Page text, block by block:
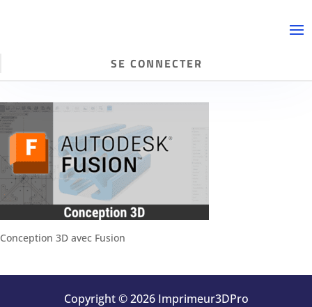
SE CONNECTER
Conception 3D avec Fusion
Copyright © 2026 Imprimeur3DPro